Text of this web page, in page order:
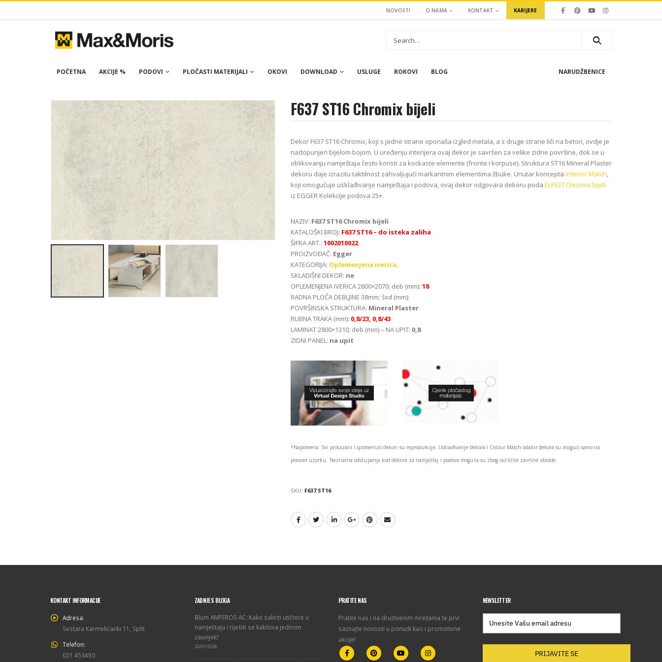
NOVOSTI O NAMA KONTAKT KARIJERE
POČETNA AKCIJE % PODOVI PLOČASTI MATERIJALI OKOVI DOWNLOAD USLUGE ROKOVI BLOG NARUDŽBENICE
F637 ST16 Chromix bijeli
Dekor F637 ST16 Chromix, koji s jedne strane oponaša izgled metala, a s druge strane liči na beton, ovdje je
nadopunjen bijelom bojom. U uređenju interijera ovaj dekor je savršen za velike zidne površine, dok se u
oblikovanju namještaja često koristi za kockaste elemente (fronte i korpuse). Struktura ST16 Mineral Plaster
dekoru daje izrazitu taktilnost zahvaljujući markantnim elementima žbuke. Unutar koncepta Interior Match,
koji omogućuje usklađivanje namještaja i podova, ovaj dekor odgovara dekoru poda ELF637 Chromix bijeli
iz EGGER Kolekcije podova 25+.
NAZIV: F637 ST16 Chromix bijeli
KATALOŠKI BROJ: F637 ST16 – do isteka zaliha
ŠIFRA ART.: 1002010022
PROIZVOĐAČ: Egger
KATEGORIJA: Oplemenjena iverica,
SKLADIŠNI DEKOR: ne
OPLEMENJENA IVERICA 2800×2070; deb (mm): 18
RADNA PLOČA DEBLJINE 38mm; šxd (mm):
POVRŠINSKA STRUKTURA: Mineral Plaster
RUBNA TRAKA (mm): 0,8/23, 0,8/43
LAMINAT 2800×1310; deb (mm) – NA UPIT: 0,8
ZIDNI PANEL: na upit
*Napomena: Svi prikazani i spomenuti dekori su reprodukcije. Usklađivanje dekora i Colour Match odabir dekora su mogući samo na
pravom uzorku. Neznatna odstupanja kod dekora za namještaj i podova moguća su zbog različite završne obrade.
SKU: F637 ST16
KONTAKT INFORMACIJE
Adresa:
Sestara Karmelićanki 11, Split
Telefon:
021 453450
ZADNJE S BLOGA
Blum AMPEROS AC: Kako sakriti utičnice u
namještaju i riješiti se kablova jednom
zauvijek?
20/07/2026
PRATITE NAS
Pratite nas i na društvenim mrežama te prvi
saznajte novosti u ponudi kao i promotivne
akcije!
NEWSLETTER
PRIJAVITE SE